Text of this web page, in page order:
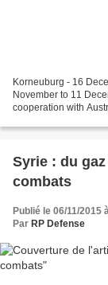
Korneuburg - 16
November to 11
cooperation with
Syrie : du
combats
Publié le 06/11/2015
Par RP Defense